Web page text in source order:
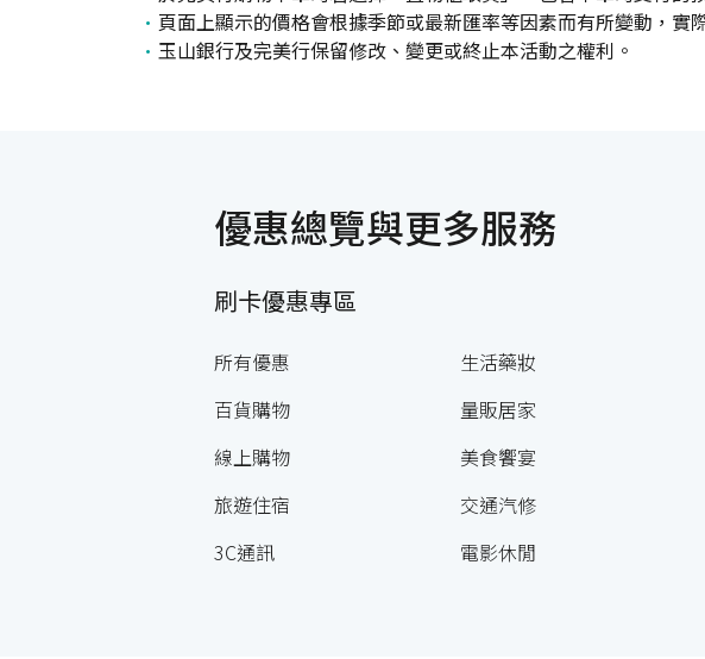
頁面上顯示的價格會根據季節或最新匯率等因素而有所變動，實
玉山銀行及完美行保留修改、變更或終止本活動之權利。
優惠總覽與更多服務
刷卡優惠專區
所有優惠
百貨購物
線上購物
旅遊住宿
3C通訊
生活藥妝
量販居家
美食饗宴
交通汽修
電影休閒